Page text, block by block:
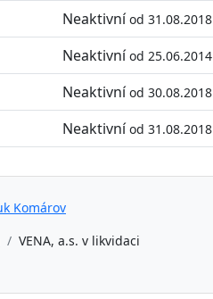
Neaktivníod 31.08.2018
Neaktivníod 25.06.2014
Neaktivníod 30.08.2018
Neaktivníod 31.08.2018
Komárov
VENA, a.s. v likvidaci